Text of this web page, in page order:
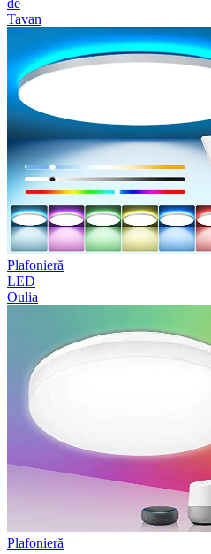
de
Tavan
Plafonieră
LED
Oulia
Plafonieră